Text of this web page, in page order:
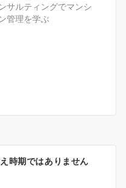
サルティングでマンシ
管理を学ぶ
時期ではありません